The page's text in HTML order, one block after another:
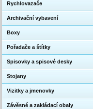
Rychlovazače
Archivační vybavení
Boxy
Pořadače a štítky
Spisovky a spisové desky
Stojany
Vizitky a jmenovky
Závěsné a zakládací obaly